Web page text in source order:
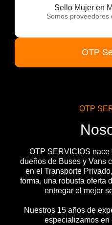
Sello Mujer en
Somos proveedores
OTP
OTP
OTP SERVICIOS
dueños de Buses y Vans
en el Transporte
forma, una robusta oferta
entregar el mejor
Nuestros 15 años de
especializamos en